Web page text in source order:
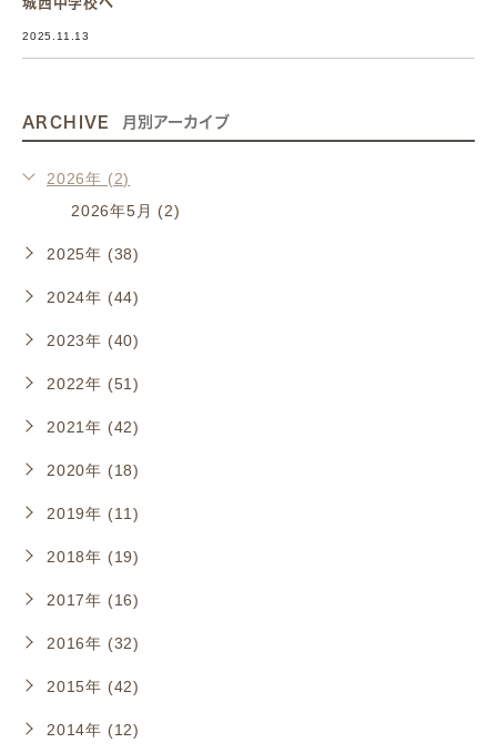
2025.11.13
ARCHIVE 月別アーカイブ
2026年 (2)
2026年5月 (2)
2025年 (38)
2024年 (44)
2023年 (40)
2022年 (51)
2021年 (42)
2020年 (18)
2019年 (11)
2018年 (19)
2017年 (16)
2016年 (32)
2015年 (42)
2014年 (12)